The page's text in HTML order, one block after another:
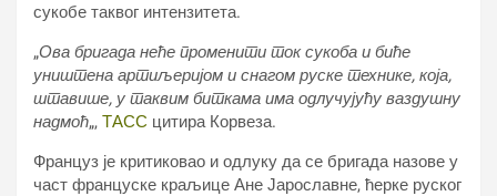
сукобе таквог интензитета.
„Ова бригада неће променити ток сукоба и биће
уништена артиљеријом и снагом руске технике, која,
штавише, у таквим биткама има одлучујућу ваздушну
надмоћ„, ТАСС цитира Корвеза.
Француз је критиковао и одлуку да се бригада назове у
част француске краљице Ане Јарославне, ћерке руског